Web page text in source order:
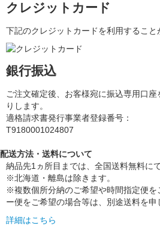
クレジットカード
下記のクレジットカードを利用すること
銀行振込
ご注文確定後、お客様宛に振込専用口
りします。
適格請求書発行事業者登録番号：
T9180001024807
配送方法・送料について
納品先1ヵ所目までは、全国送料無料に
※北海道・離島は除きます。
※複数個所分納のご希望や時間指定便を
ー便をご希望の場合等は、別途送料を申
詳細はこちら